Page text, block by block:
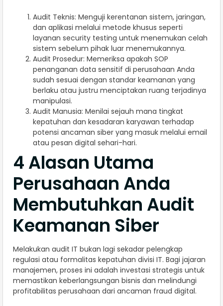
Audit Teknis: Menguji kerentanan sistem, jaringan,
dan aplikasi melalui metode khusus seperti
layanan security testing untuk menemukan celah
sistem sebelum pihak luar menemukannya.
Audit Prosedur: Memeriksa apakah SOP
penanganan data sensitif di perusahaan Anda
sudah sesuai dengan standar keamanan yang
berlaku atau justru menciptakan ruang terjadinya
manipulasi.
Audit Manusia: Menilai sejauh mana tingkat
kepatuhan dan kesadaran karyawan terhadap
potensi ancaman siber yang masuk melalui email
atau pesan digital sehari-hari.
4 Alasan Utama
Perusahaan Anda
Membutuhkan Audit
Keamanan Siber
Melakukan audit IT bukan lagi sekadar pelengkap
regulasi atau formalitas kepatuhan divisi IT. Bagi jajaran
manajemen, proses ini adalah investasi strategis untuk
memastikan keberlangsungan bisnis dan melindungi
profitabilitas perusahaan dari ancaman fraud digital.